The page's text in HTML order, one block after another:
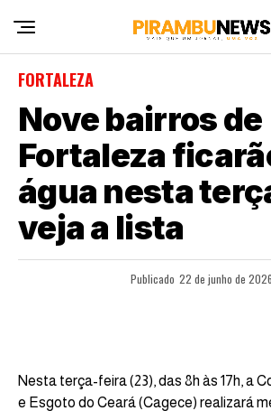
FORTALEZA
Nove bairros de
Fortaleza
água nesta
veja a lista
Publicado 22 de junho de 2026
Nesta terça-feira (23), das 8h às 17h, a
e Esgoto do Ceará (Cagece) realizará